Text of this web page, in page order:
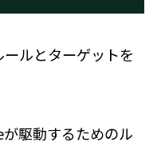
ルとターゲットを
駆動するためのル